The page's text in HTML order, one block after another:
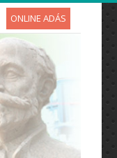
ONLINE ADÁS